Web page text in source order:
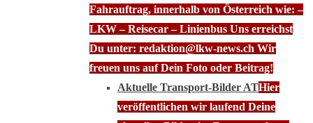
Fahrauftrag, innerhalb von Österreich wie: –
LKW – Reisecar – Linienbus Uns erreichst
Du unter: redaktion@lkw-news.ch Wir
freuen uns auf Dein Foto oder Beitrag!
Aktuelle Transport-Bilder ATHier
veröffentlichen wir laufend Deine